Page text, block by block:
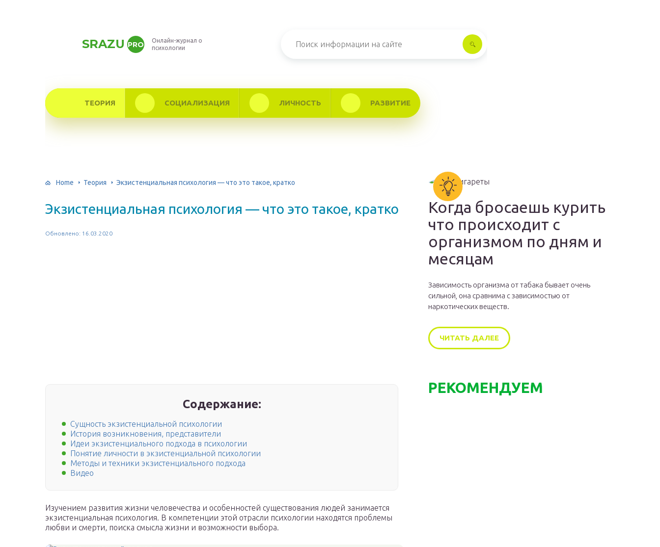
SRAZU PRO
Онлайн-журнал о
психологии
ТЕОРИЯ СОЦИАЛИЗАЦИЯ ЛИЧНОСТЬ РАЗВИТИЕ
Home Теория Экзистенциальная психология — что это такое, кратко
Экзистенциальная психология — что это такое, кратко
Обновлено: 16.03.2020
Содержание:
Сущность экзистенциальной психологии
История возникновения, представители
Идеи экзистенциального подхода в психологии
Понятие личности в экзистенциальной психологии
Методы и техники экзистенциального подхода
Видео
Изучением развития жизни человечества и особенностей существования людей занимается
экзистенциальная психология. В компетенции этой отрасли психологии находятся проблемы
любви и смерти, поиска смысла жизни и возможности выбора.
Когда бросаешь курить
что происходит с
организмом по дням и
месяцам
Зависимость организма от табака бывает очень
сильной, она сравнима с зависимостью от
наркотических веществ.
ЧИТАТЬ ДАЛЕЕ
РЕКОМЕНДУЕМ